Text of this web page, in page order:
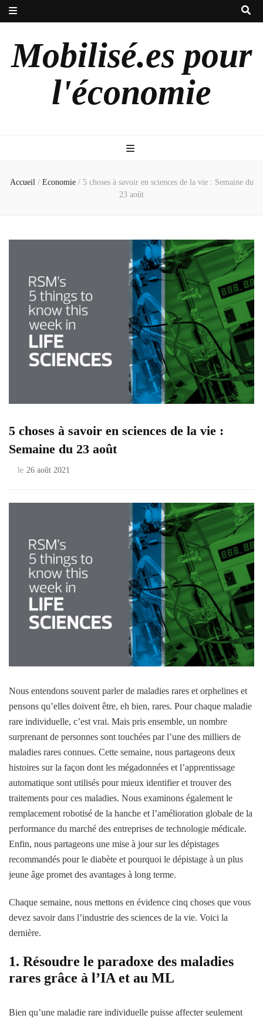
Mobilisé.es pour
l'économie
Accueil / Economie / 5 choses à savoir en sciences de la vie : Semaine du
23 août
5 choses à savoir en sciences de la vie :
Semaine du 23 août
le 26 août 2021
Nous entendons souvent parler de maladies rares et orphelines et
pensons qu’elles doivent être, eh bien, rares. Pour chaque maladie
rare individuelle, c’est vrai. Mais pris ensemble, un nombre
surprenant de personnes sont touchées par l’une des milliers de
maladies rares connues. Cette semaine, nous partageons deux
histoires sur la façon dont les mégadonnées et l’apprentissage
automatique sont utilisés pour mieux identifier et trouver des
traitements pour ces maladies. Nous examinons également le
remplacement robotisé de la hanche et l’amélioration globale de la
performance du marché des entreprises de technologie médicale.
Enfin, nous partageons une mise à jour sur les dépistages
recommandés pour le diabète et pourquoi le dépistage à un plus
jeune âge promet des avantages à long terme.
Chaque semaine, nous mettons en évidence cinq choses que vous
devez savoir dans l’industrie des sciences de la vie. Voici la
dernière.
1. Résoudre le paradoxe des maladies
rares grâce à l’IA et au ML
Bien qu’une maladie rare individuelle puisse affecter seulement